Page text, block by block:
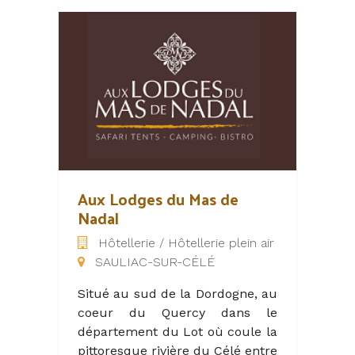
Aux Lodges du Mas de
Nadal
Hôtellerie / Hôtellerie plein air
SAULIAC-SUR-CÉLÉ
Situé au sud de la Dordogne, au
coeur du Quercy dans le
département du Lot où coule la
pittoresque rivière du Célé entre